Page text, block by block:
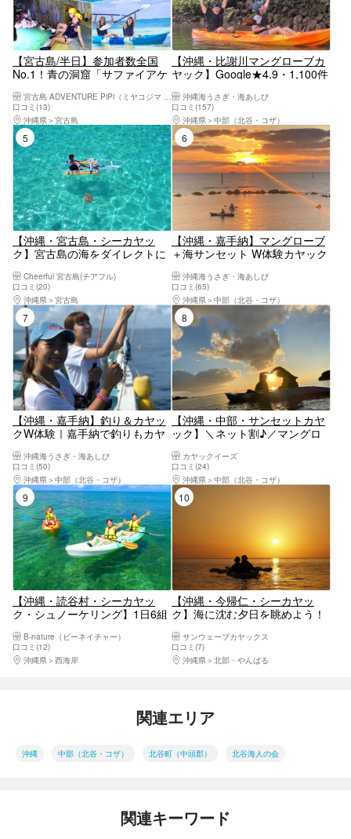
【宮古島/半日】参加者数全国
No.1！青の洞窟「サファイアケ
プキン鍾乳洞探検｜高画質写
真・送迎・機材全て込み
口コミ(13)
沖縄県
宮古島
【沖縄・比謝川マングローブカ
ヤック】Google★4.9・1,100件
｜2歳〜OK・1日5便・撮影デー
タ無料・温水シャワーあり
沖縄海うさぎ・海あしび
口コミ(157)
沖縄県
中部（北谷・コザ）
5位
【沖縄・宮古島・シーカヤッ
ク】宮古島の海をダイレクトに
アーCheerful 宮古島(チアフル)
口コミ(20)
沖縄県
宮古島
6位
【沖縄・嘉手納】マングローブ
＋海サンセット W体験カヤック
ら夕日へ漕ぎ出 す｜2歳〜84歳
OK・撮影データ無料・当日予約
◎
沖縄海うさぎ・海あしび
口コミ(65)
沖縄県
中部（北谷・コザ）
7位
【沖縄・嘉手納】釣り＆カヤッ
クW体験｜嘉手納で釣りもカヤ
社船2艇（海うさぎ丸・さん
ご）で出航★釣った魚は食堂で
調理OK★3歳〜可・写真データ
無料
沖縄海うさぎ・海あしび
口コミ(50)
沖縄県
中部（北谷・コザ）
8位
【沖縄・中部・サンセットカヤ
ック】＼ネット割♪／マングロ
でお得！カップル、女子グルー
プに大人気！ツアー画像プレゼ
ント！比謝川サンセットカヤッ
ク
カヤックイーズ
口コミ(24)
沖縄県
中部（北谷・コザ）
9位
【沖縄・読谷村・シーカヤッ
ク・シュノーケリング】1日6組
ング&シーカヤックツアー
B-nature（ビーネイチャー）
口コミ(12)
沖縄県
西海岸
【沖縄・今帰仁・シーカヤッ
ク】海に沈む夕日を眺めよう！
サンウェーブカヤックス
口コミ(7)
沖縄県
北部・やんばる
関連エリア
沖縄 中部（北谷・コザ） 北谷町（中頭郡） 北谷海人の会
関連キーワード